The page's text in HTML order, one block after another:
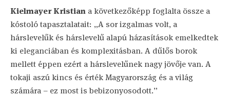
Kielmayer Kristian a következőképp foglalta össze a
kóstoló tapasztalatait: „A sor izgalmas volt, a
hárslevelűk és hárslevelű alapú házasítások emelkedtek
ki eleganciában és komplexitásban. A dűlős borok
mellett éppen ezért a hárslevelűnek nagy jövője van. A
tokaji aszú kincs és érték Magyarország és a világ
számára – ez most is bebizonyosodott.”